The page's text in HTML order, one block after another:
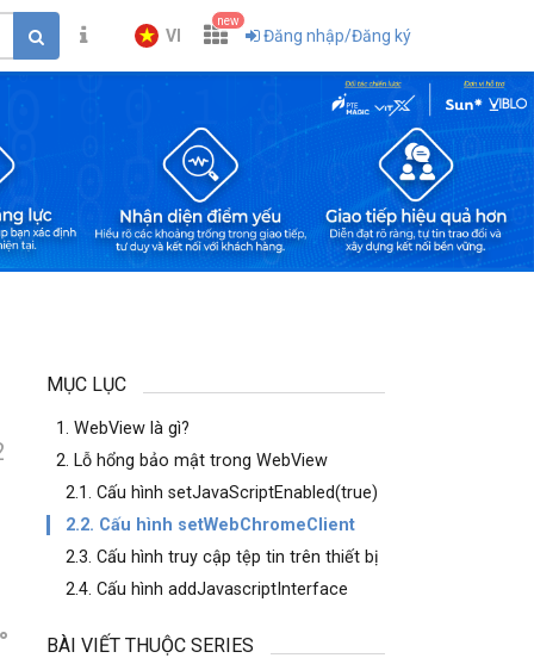
VI
new
Đăng nhập/Đăng ký
MỤC LỤC
1. WebView là gì?
2. Lỗ hổng bảo mật trong WebView
2.1. Cấu hình setJavaScriptEnabled(true)
2.2. Cấu hình setWebChromeClient
2.3. Cấu hình truy cập tệp tin trên thiết bị
2.4. Cấu hình addJavascriptInterface
BÀI VIẾT THUỘC SERIES